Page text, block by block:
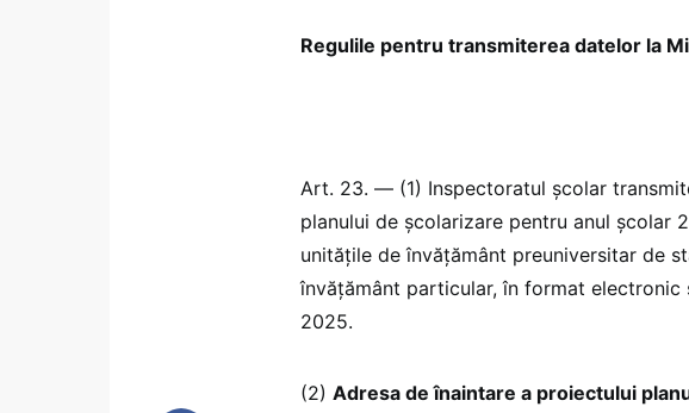
Regulile pentru transmiterea datelor la
Art. 23. — (1) Inspectoratul școlar
planului de școlarizare pentru anul școlar
unitățile de învățământ preuniversitar de
învățământ particular, în format electronic
2025.
(2) Adresa de înaintare a proiectului